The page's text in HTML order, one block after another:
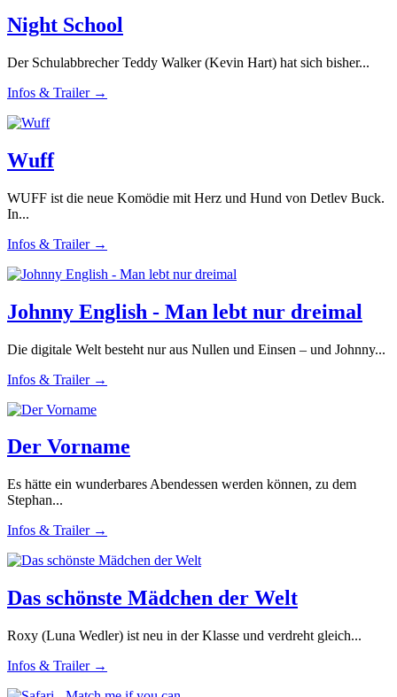
Night School
Der Schulabbrecher Teddy Walker (Kevin Hart) hat sich bisher...
Infos & Trailer →
Wuff
WUFF ist die neue Komödie mit Herz und Hund von Detlev Buck.
In...
Infos & Trailer →
Johnny English - Man lebt nur dreimal
Die digitale Welt besteht nur aus Nullen und Einsen – und Johnny...
Infos & Trailer →
Der Vorname
Es hätte ein wunderbares Abendessen werden können, zu dem
Stephan...
Infos & Trailer →
Das schönste Mädchen der Welt
Roxy (Luna Wedler) ist neu in der Klasse und verdreht gleich...
Infos & Trailer →